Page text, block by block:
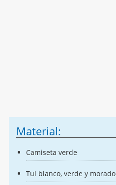
Material:
Camiseta verde
Tul blanco, verde y morado